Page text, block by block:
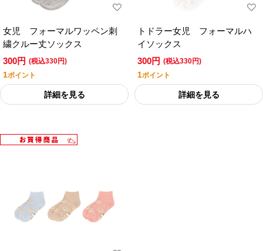
女児 フォーマルワッペン刺
繍クルー丈ソックス
300円 (税込330円)
1ポイント
詳細を見る
トドラー女児 フォーマルハ
イソックス
300円 (税込330円)
1ポイント
詳細を見る